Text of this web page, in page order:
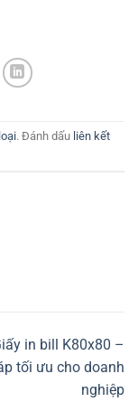
. Đánh dấu liên kết
in bill K80x80 –
tối ưu cho doanh
nghiệp